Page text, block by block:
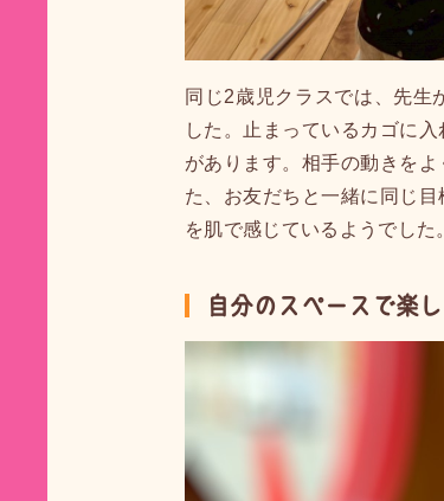
同じ2歳児クラスでは、先生
した。止まっているカゴに
があります。相手の動きを
た、お友だちと一緒に同じ
を肌で感じているようでした。
自分のスペースで楽